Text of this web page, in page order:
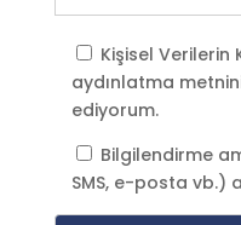
Kişisel Verilerin
aydınlatma
ediyorum.
Bilgilendirme
SMS, e-posta vb.)